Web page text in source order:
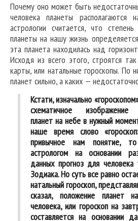
Почему оно может быть
человека планеты
астрологии считается, что
планеты на нашу жизнь
эта планета находилась над
Исходя из всего этого, строятся
карты, или натальные гороскопы. По
планет сильно, а каких —
Кстати, изначально
схематичное изображение
планет на небе в нужный
наше время слово
привычное нам понятие,
астрологом на основании
данных прогноз для человека
Зодиака. Но суть все равно
натальный гороскоп,
сказал, положение планет
человека, или гороскоп на
составляется на основании